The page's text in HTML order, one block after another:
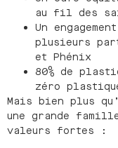
au fil des
Un
plusieurs
et Phénix
80% de
zéro
Mais bien plus
une grande
valeurs fortes :